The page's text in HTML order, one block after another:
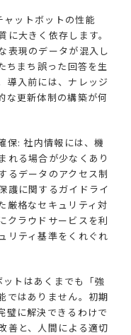
ットボットの性能
大きく依存します。
表現のデータが混入し
ちまち誤った回答を生
導入前には、ナレッジ
な更新体制の構築が何
保: 社内情報には、機
れる場合が少なくあり
るデータのアクセス制
護に関するガイドライ
厳格なセキュリティ対
クラウドサービスを利
リティ基準をくれぐれ
トはあくまでも「強
ではありません。初期
璧に解決できるわけで
善と、人間による適切